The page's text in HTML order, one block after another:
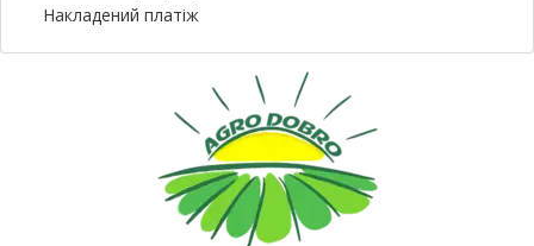
Накладений платіж